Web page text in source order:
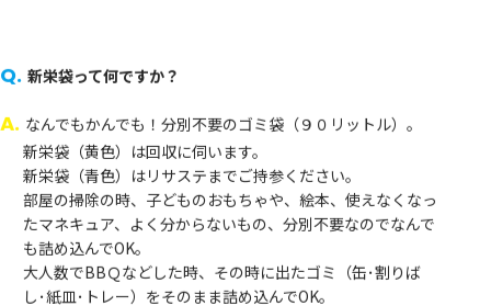
Q. 新栄袋って何ですか？
A. なんでもかんでも！分別不要のゴミ袋（９０リットル）。
新栄袋（黄色）は回収に伺います。
新栄袋（青色）はリサステまでご持参ください。
部屋の掃除の時、子どものおもちゃや、絵本、使えなくなっ
たマネキュア、よく分からないもの、分別不要なのでなんで
も詰め込んでOK。
大人数でBBＱなどした時、その時に出たゴミ（缶･割りば
し･紙皿･トレー）をそのまま詰め込んでOK。